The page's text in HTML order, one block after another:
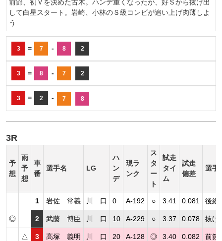
前節、初Ｖを決めた古木。ハンデ重くなったが、好Ｓから抜け出
して白星スタート。岩崎、小林のＳ級コンビが追い上げ肉薄しよ
う
3 = 7 - 8 2
3 = 8 - 7 2
3 = 2 - 7 8
3R
予
想
雨
予
想
車
番
選手名 LG
ハ
ン
デ
現ラ
ンク
ス
タ
ー
ト
試走
タイ
ム
試走
偏差
選手
1 岩佐 常義 川 口 0 A-192 ○ 3.41 0.081 後続
◎ 2 武藤 博臣 川 口 10 A-229 ○ 3.37 0.078 抜け
△ 3 高塚 義明 川 口 20 A-128 ◎ 3.40 0.082 前節